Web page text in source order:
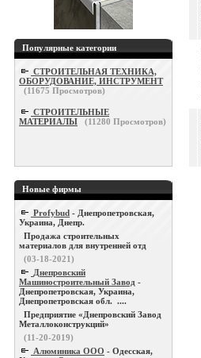
Популярные категории
СТРОИТЕЛЬНАЯ ТЕХНИКА,
ОБОРУДОВАНИЕ, ИНСТРУМЕНТ
(11675 Просмотров)
СТРОИТЕЛЬНЫЕ
МАТЕРИАЛЫ
(11280 Просмотров)
Новые фирмы
Profybud - Днепропетровская,
Украина, Днепр.
Продажа строительных
материалов для внутренней отд
(03-18-2021)
Днепровский
Машиностроительный Завод -
Днепропетровская, Украина,
Днепропетровская обл. ....
Предприятие «Днепровский Завод
Металлоконструкций»
(11-20-2019)
Алюминика ООО - Одесская,